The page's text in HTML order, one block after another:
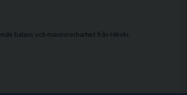
balans och manövrerbarhet från Hikoki.